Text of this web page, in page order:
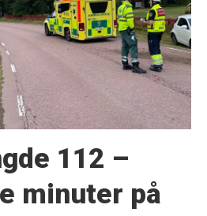
112 –
minuter på